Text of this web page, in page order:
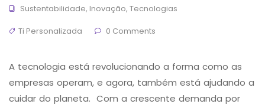
Sustentabilidade, Inovação, Tecnologias
Ti Personalizada
0 Comments
A tecnologia está revolucionando a forma como as
empresas operam, e agora, também está ajudando a
cuidar do planeta. Com a crescente demanda por